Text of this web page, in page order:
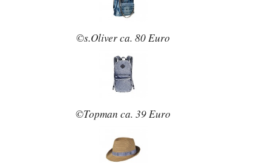
©s.Oliver ca. 80 Euro
©Topman ca. 39 Euro